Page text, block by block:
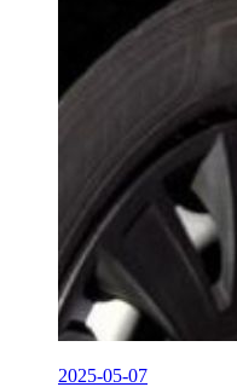
2025-05-07